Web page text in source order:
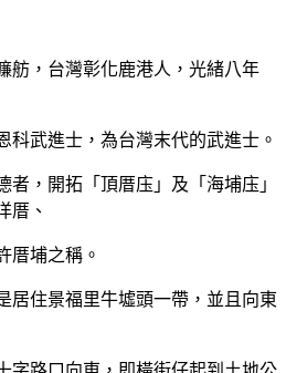
舫，台灣彰化鹿港人，光緒八年
科武進士，為台灣末代的武進士。
者，開拓「頂厝庒」及「海埔庒」
厝、
厝埔之稱。
居住景福里牛墟頭一帶，並且向東